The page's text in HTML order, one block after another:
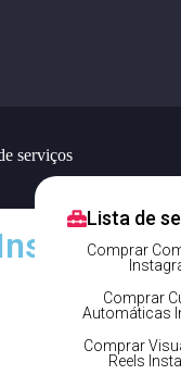
serviços
Lista de
Comprar
Comprar
Automáticas
Comprar
Reels